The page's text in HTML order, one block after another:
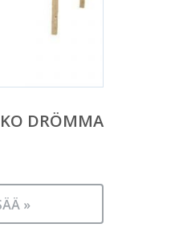
DRÖMMA
»